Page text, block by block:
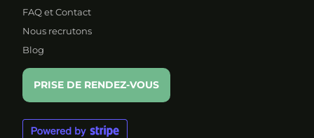
FAQ et Contact
Nous recrutons
Blog
PRISE DE RENDEZ-VOUS